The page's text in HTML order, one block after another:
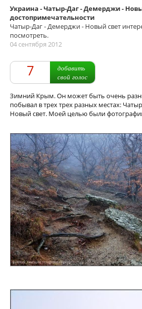
Украина - Чатыр-Даг - Демерджи -
достопримечательности
Чатыр-Даг - Демерджи - Новый свет
посмотреть.
04 сентября 2012
7
добавить
свой голос
Зимний Крым. Он может быть очень
побывал в трех трех разных местах:
Новый свет. Моей целью были